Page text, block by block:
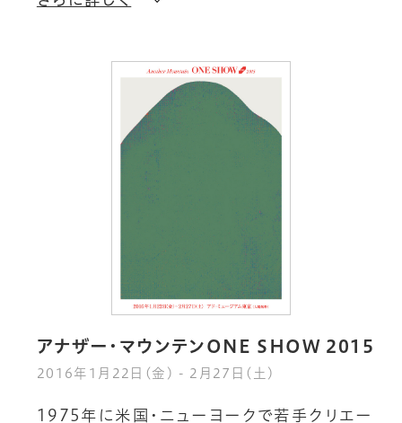
アナザー・マウンテンONE SHOW 2015
2016年1月22日(金) - 2月27日(土)
1 975年 に米国 ・ ニュー ヨー クで若手 ク リ エー